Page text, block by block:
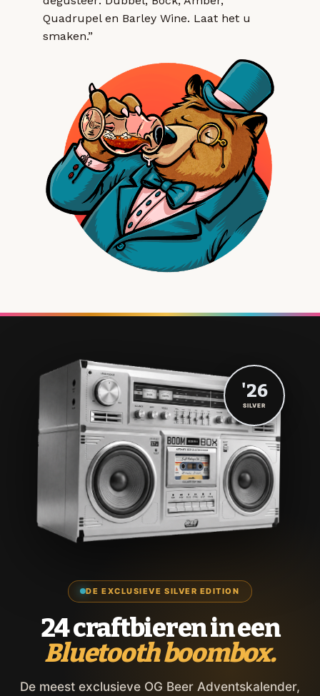
Quadrupel en Barley Wine. Laat het u
smaken.”
DE EXCLUSIEVE SILVER EDITION
24 craftbieren in een
Bluetooth boombox.
De meest exclusieve OG Beer Adventskalender,
'26
SILVER